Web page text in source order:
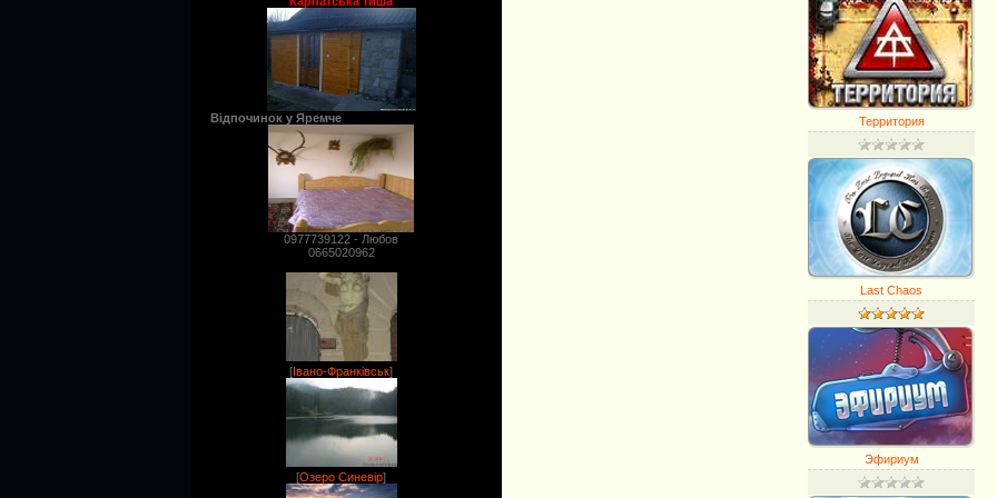
Відпочинок у Яремче
0977739122 - Любов
0665020962
[Івано-Франківськ]
[Озеро Синевір]
Территория
Last Chaos
Эфириум